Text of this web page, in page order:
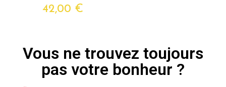
42,00 €
Vous ne trouvez toujours
pas votre bonheur ?